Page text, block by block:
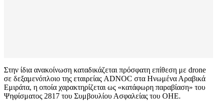
Στην ίδια ανακοίνωση καταδικάζεται πρόσφατη επίθεση με drone
σε δεξαμενόπλοιο της εταιρείας ADNOC στα Ηνωμένα Αραβικά
Εμιράτα, η οποία χαρακτηρίζεται ως «κατάφωρη παραβίαση» του
Ψηφίσματος 2817 του Συμβουλίου Ασφαλείας του ΟΗΕ.